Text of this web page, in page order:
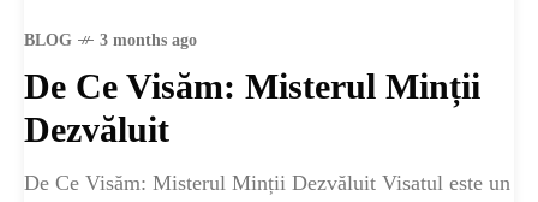
BLOG 3 months ago
De Ce Visăm: Misterul Minții
Dezvăluit
De Ce Visăm: Misterul Minții Dezvăluit Visatul este un